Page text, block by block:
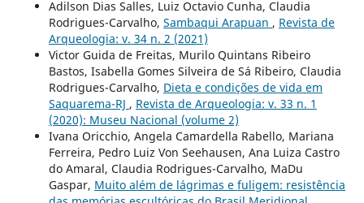
Adilson Dias Salles, Luiz Octavio Cunha, Claudia
Rodrigues-Carvalho, Sambaqui Arapuan , Revista de
Arqueologia: v. 34 n. 2 (2021)
Victor Guida de Freitas, Murilo Quintans Ribeiro
Bastos, Isabella Gomes Silveira de Sá Ribeiro, Claudia
Rodrigues-Carvalho, Dieta e condições de vida em
Saquarema-RJ , Revista de Arqueologia: v. 33 n. 1
(2020): Museu Nacional (volume 2)
Ivana Oricchio, Angela Camardella Rabello, Mariana
Ferreira, Pedro Luiz Von Seehausen, Ana Luiza Castro
do Amaral, Claudia Rodrigues-Carvalho, MaDu
Gaspar, Muito além de lágrimas e fuligem: resistência